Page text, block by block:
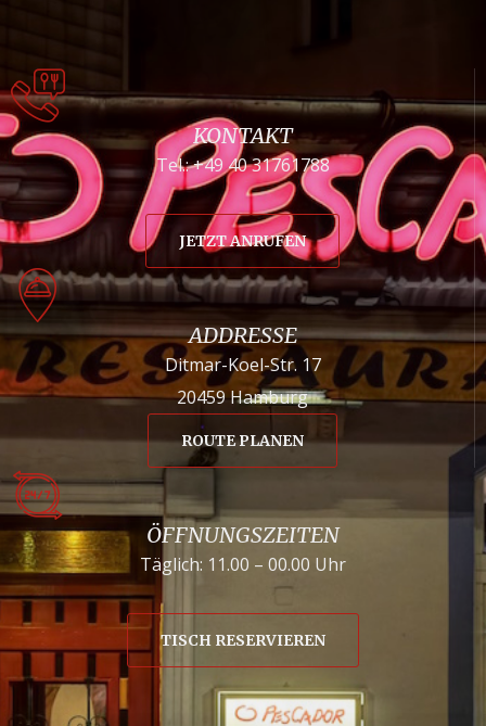
KONTAKT
Tel.: +49 40 31761788
JETZT ANRUFEN
ADDRESSE
Ditmar-Koel-Str. 17
20459 Hamburg
ROUTE PLANEN
ÖFFNUNGSZEITEN
Täglich: 11.00 – 00.00 Uhr
TISCH RESERVIEREN